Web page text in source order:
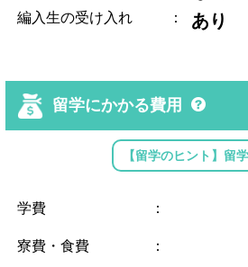
編入生の受け入れ ： あり
留学にかかる費用
【留学のヒント】留
学費 ：
寮費・食費 ：